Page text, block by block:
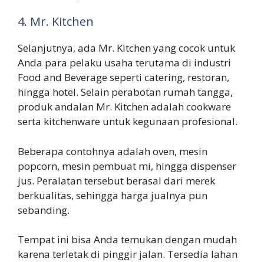
4. Mr. Kitchen
Selanjutnya, ada Mr. Kitchen yang cocok untuk
Anda para pelaku usaha terutama di industri
Food and Beverage seperti catering, restoran,
hingga hotel. Selain perabotan rumah tangga,
produk andalan Mr. Kitchen adalah cookware
serta kitchenware untuk kegunaan profesional.
Beberapa contohnya adalah oven, mesin
popcorn, mesin pembuat mi, hingga dispenser
jus. Peralatan tersebut berasal dari merek
berkualitas, sehingga harga jualnya pun
sebanding.
Tempat ini bisa Anda temukan dengan mudah
karena terletak di pinggir jalan. Tersedia lahan